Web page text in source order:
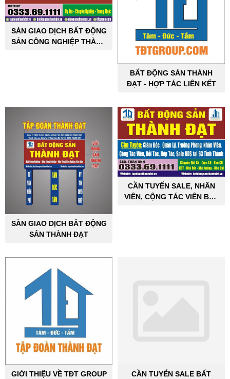
SÀN GIAO DỊCH BẤT ĐỘNG
SẢN CÔNG NGHIỆP THÀNH
BẤT ĐỘNG SẢN THÀNH
ĐẠT - HỢP TÁC LIÊN KẾT
SÀN GIAO DỊCH BẤT ĐỘNG
SẢN THÀNH ĐẠT
CẦN TUYỂN SALE, NHÂN
VIÊN, CỘNG TÁC VIÊN BẤT
GIỚI THIỆU VỀ TĐT GROUP
CẦN TUYỂN SALE BẤT